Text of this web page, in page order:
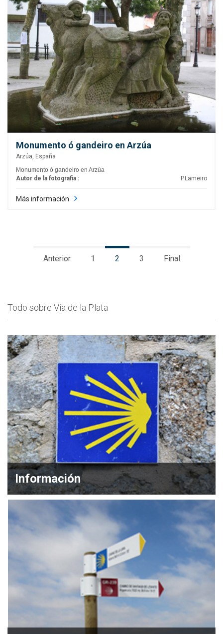
Monumento ó gandeiro en Arzúa
Arzúa, España
Monumento ó gandeiro en Arzúa
Autor de la fotografia :
P.Lameiro
Más información
Anterior 1 2 3 Final
Todo sobre Vía de la Plata
Información